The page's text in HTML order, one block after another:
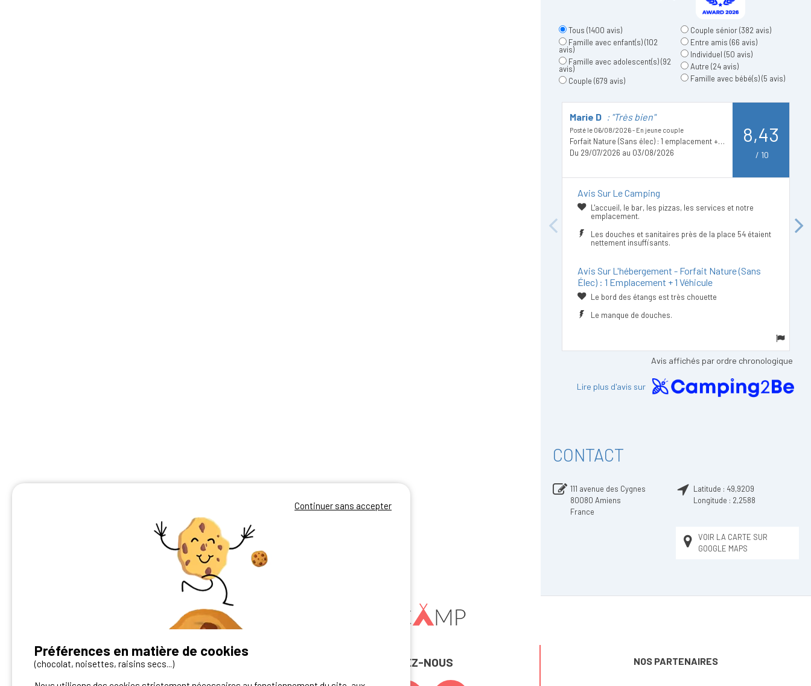
Tous (1400 avis)
Famille avec enfant(s)(102
avis)
Famille avec adolescent(s)(92
avis)
Couple (679 avis)
Couple sénior(382 avis)
Entre amis (66 avis)
Individuel (50 avis)
Autre (24 avis)
Famille avec bébé(s)(5 avis)
Previous
Marie D : "Très bien"
Posté le 06/08/2026 - En jeune couple
Forfait Nature (Sans élec) : 1 emplacement + 1 véhicule
Du 29/07/2026 au 03/08/2026
8,43
/ 10
Avis Sur Le Camping
L'accueil, le bar, les pizzas, les services et notre
emplacement.
Les douches et sanitaires près de la place 54 étaient
nettement insuffisants.
Avis Sur L'hébergement - Forfait Nature (Sans
Élec) : 1 Emplacement + 1 Véhicule
Le bord des étangs est très chouette
Le manque de douches.
Next
Avis affichés par ordre chronologique
Lire plus d'avis sur
CONTACT
111 avenue des Cygnes
80080 Amiens
France
Latitude : 49,9209
Longitude : 2,2588
VOIR LA CARTE SUR
GOOGLE MAPS
Vous avez un camping ?
REJOIGNEZ-NOUS NOS PARTENAIRES
Continuer sans accepter
Préférences en matière de cookies
(chocolat, noisettes, raisins secs...)